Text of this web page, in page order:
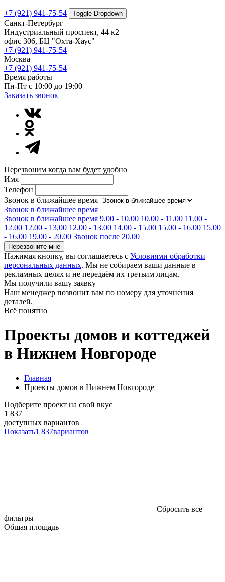
+7 (921) 941-75-54 Toggle Dropdown
Санкт-Петербург
Индустриальный проспект, 44 к2
офис 306, БЦ "Охта-Хаус"
+7 (921) 941-75-54
Москва
+7 (921) 941-75-54
Время работы
Пн-Пт с 10:00 до 19:00
Заказать звонок
Перезвоним когда вам будет удобно
Имя
Телефон
Звонок в ближайшее время
Звонок в ближайшее время
Звонок в ближайшее время 9.00 - 10.00 10.00 - 11.00 11.00 -
12.00 12.00 - 13.00 12.00 - 13.00 14.00 - 15.00 15.00 - 16.00 15.00
- 16.00 19.00 - 20.00 Звонок после 20.00
Перезвоните мне
Нажимая кнопку, вы соглашаетесь с Условиями обработки
персональных данных. Мы не собираем ваши данные в
рекламных целях и не передаём их третьим лицам.
Мы получили вашу заявку
Наш менеджер позвонит вам по номеру для уточнения
деталей.
Всё понятно
Проекты домов и коттеджей
в Нижнем Новгороде
Главная
Проекты домов в Нижнем Новгороде
Подберите проект на свой вкус
1 837
доступных вариантов
Показать1 837вариантов
Сбросить все
фильтры
Общая площадь